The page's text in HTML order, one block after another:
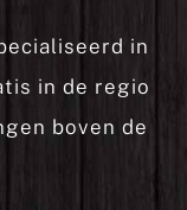
in
in de regio
boven de